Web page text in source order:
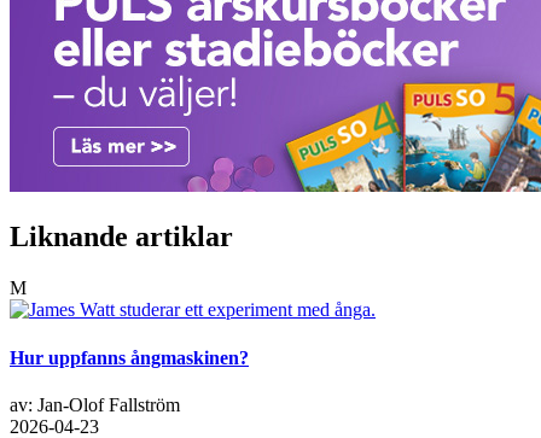
Liknande artiklar
M
Hur uppfanns ångmaskinen?
av: Jan-Olof Fallström
2026-04-23